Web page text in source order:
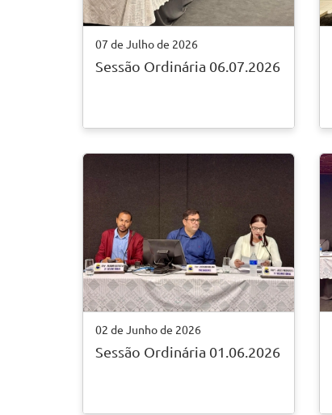
07 de Julho de 2026
Sessão Ordinária 06.07.2026
02 de Junho de 2026
Sessão Ordinária 01.06.2026